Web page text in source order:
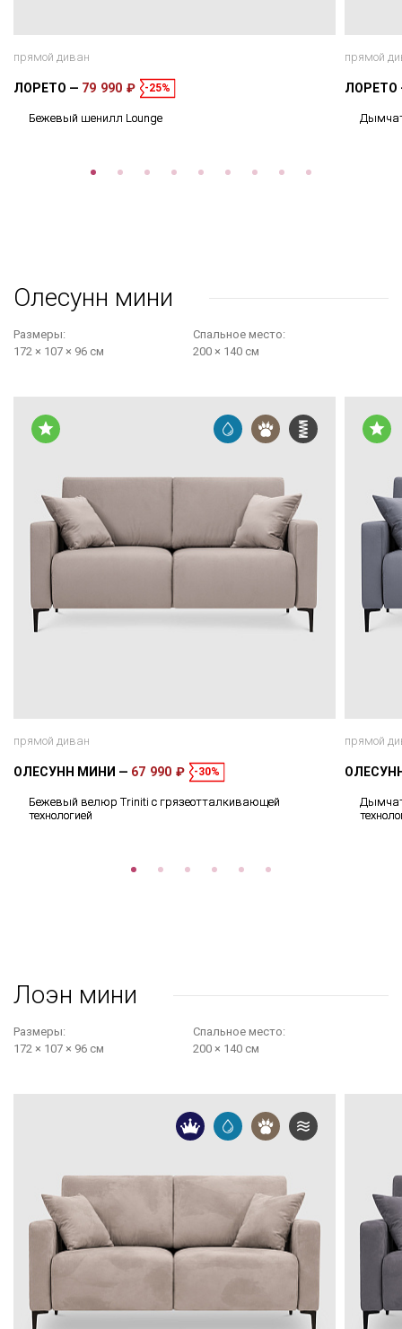
прямой диван
ЛОРЕТО 79 990 ₽ -25%
Бежевый шенилл Lounge
прямой
ЛОРЕТО
Олесунн мини
Размеры:
172 × 107 × 96 см
Cпальное место:
200 × 140 см
прямой диван
ОЛЕСУНН МИНИ 67 990 ₽ -30%
Бежевый велюр Triniti с грязеотталкивающей
технологией
прямой
Лоэн мини
Размеры:
172 × 107 × 96 см
Cпальное место:
200 × 140 см